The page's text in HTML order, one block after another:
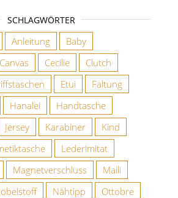
SCHLAGWÖRTER
Anleitung
Baby
Canvas Cecilie
Clutch
Etui
Faltung
Hanalei
Handtasche
Jersey Karabiner
Kind
Lederimitat
Magnetverschluss
Maili
Nähtipp
Ottobre